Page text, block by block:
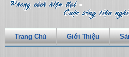
Trang Chủ Giới Thiệu